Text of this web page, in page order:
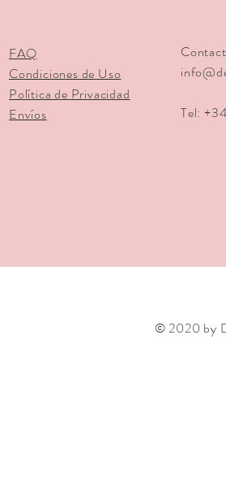
FAQ
Condiciones de Uso
Política de Privacidad
Envíos
Tel:
© 2020 by